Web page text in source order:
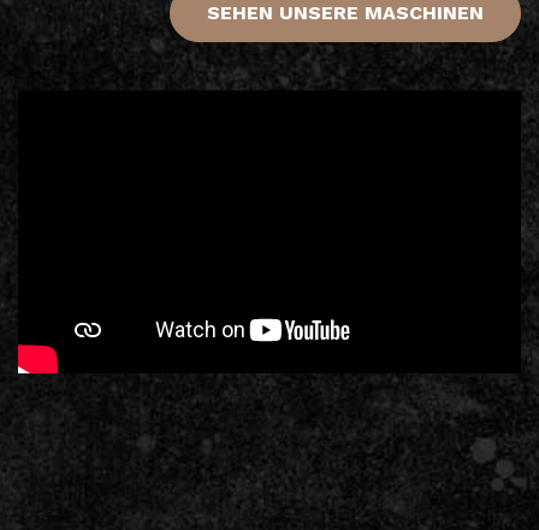
SEHEN UNSERE MASCHINEN